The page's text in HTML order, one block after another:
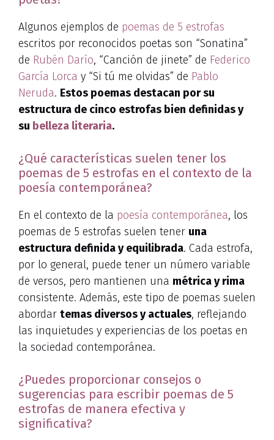
Algunos ejemplos de poemas de 5 estrofas
escritos por reconocidos poetas son “Sonatina”
de Rubén Darío, “Canción de jinete” de Federico
García Lorca y “Si tú me olvidas” de Pablo
Neruda. Estos poemas destacan por su
estructura de cinco estrofas bien definidas y
su belleza literaria.
¿Qué características suelen tener los
poemas de 5 estrofas en el contexto de la
poesía contemporánea?
En el contexto de la poesía contemporánea, los
poemas de 5 estrofas suelen tener una
estructura definida y equilibrada. Cada estrofa,
por lo general, puede tener un número variable
de versos, pero mantienen una métrica y rima
consistente. Además, este tipo de poemas suelen
abordar temas diversos y actuales, reflejando
las inquietudes y experiencias de los poetas en
la sociedad contemporánea.
¿Puedes proporcionar consejos o
sugerencias para escribir poemas de 5
estrofas de manera efectiva y
significativa?